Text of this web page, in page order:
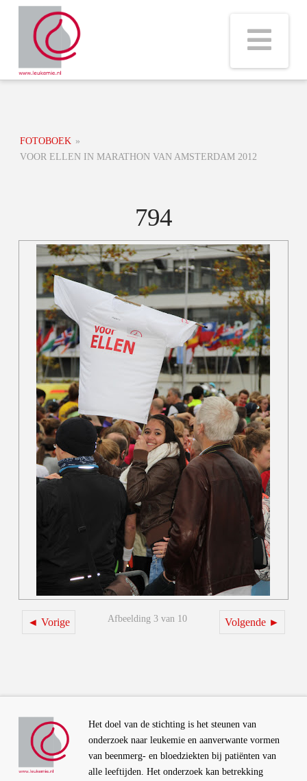
FOTOBOEK »
VOOR ELLEN IN MARATHON VAN AMSTERDAM 2012
794
◄ Vorige Volgende ►
Afbeelding 3 van 10
Het doel van de stichting is het steunen van
onderzoek naar leukemie en aanverwante vormen
van beenmerg- en bloedziekten bij patiënten van
alle leeftijden. Het onderzoek kan betrekking